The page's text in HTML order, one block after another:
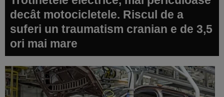
decât motocicletele. Riscul de a
suferi un traumatism cranian e de 3,5
ori mai mare